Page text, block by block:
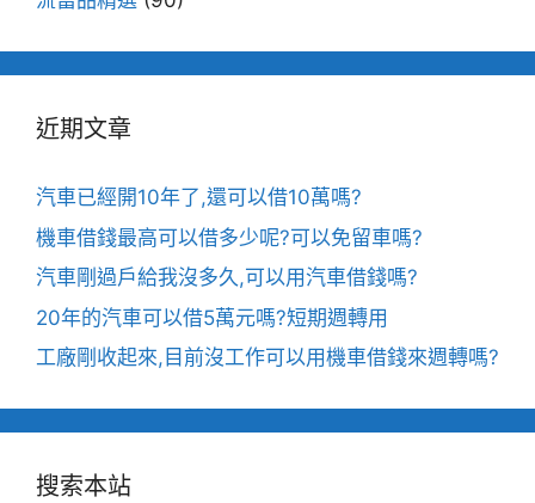
近期文章
汽車已經開10年了,還可以借10萬嗎?
機車借錢最高可以借多少呢?可以免留車嗎?
汽車剛過戶給我沒多久,可以用汽車借錢嗎?
20年的汽車可以借5萬元嗎?短期週轉用
工廠剛收起來,目前沒工作可以用機車借錢來週轉嗎?
搜索本站